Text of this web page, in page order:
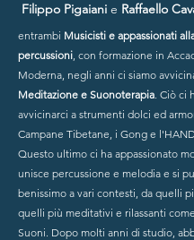
Filippo Pigaiani e Raffaello
entrambi Musicisti e appassionati
percussioni, con formazione in
Moderna, negli anni ci siamo
Meditazione e Suonoterapia. Ciò ci
avvicinarci a strumenti dolci ed
Campane Tibetane, i Gong e
Questo ultimo ci ha appassionato
unisce percussione e melodia e si
benissimo a vari contesti, da quelli
quelli più meditativi e rilassanti
Suoni. Dopo molti anni di studio,